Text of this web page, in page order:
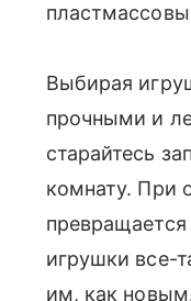
Выбирая
прочными и
старайтесь
комнату. При
превращается
игрушки все-
им, как